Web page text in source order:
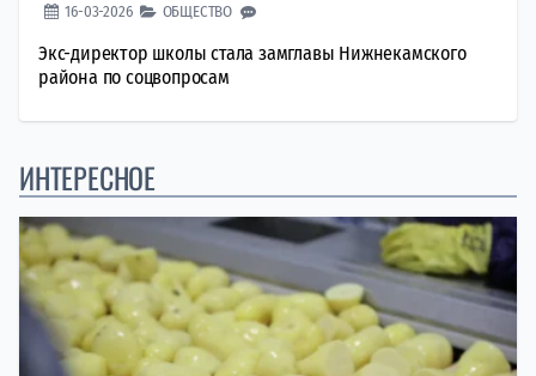
16-03-2026 ОБЩЕСТВО
Экс-директор школы стала замглавы Нижнекамского
района по соцвопросам
ИНТЕРЕСНОЕ